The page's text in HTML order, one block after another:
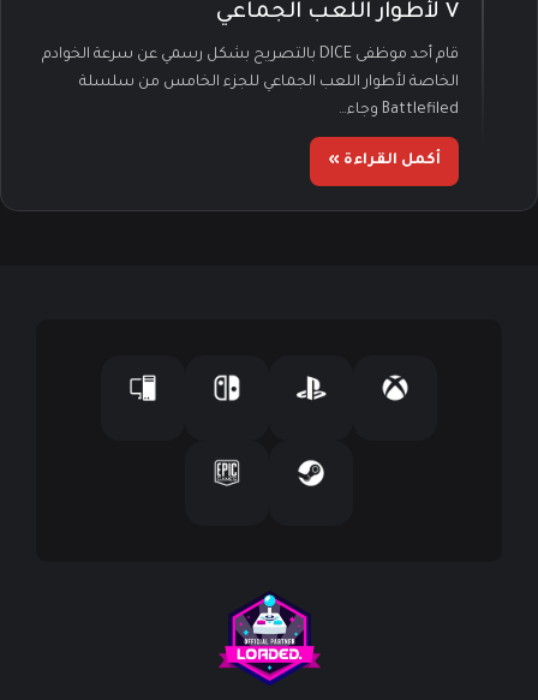
V لأطوار اللعب الجماعي
قام أحد موظفى DICE بالتصريح بشكل رسمي عن سرعة الخوادم
الخاصة لأطوار اللعب الجماعي للجزء الخامس من سلسلة
Battlefiled وجاء…
أكمل القراءة »